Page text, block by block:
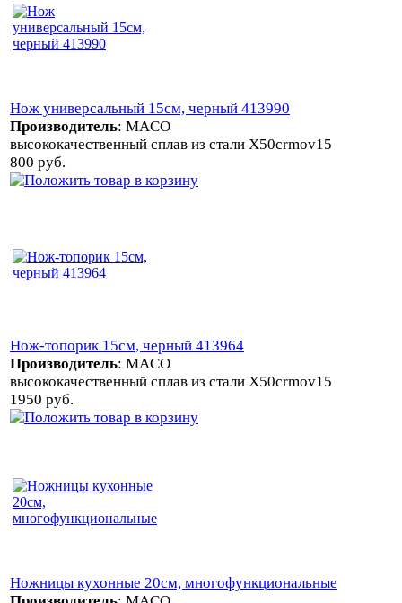
Нож универсальный 15см, черный 413990
Производитель: MACO
высококачественный сплав из стали X50crmov15
800 руб.
Нож-топорик 15см, черный 413964
Производитель: MACO
высококачественный сплав из стали X50crmov15
1950 руб.
Ножницы кухонные 20см, многофункциональные